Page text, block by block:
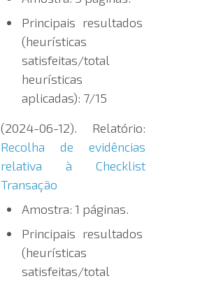
Principais resultados
(heurísticas
satisfeitas/total
heurísticas
aplicadas): 7/15
(2024-06-12). Relatório:
Recolha de evidências
relativa à Checklist
Transação
Amostra: 1 páginas.
Principais resultados
(heurísticas
satisfeitas/total